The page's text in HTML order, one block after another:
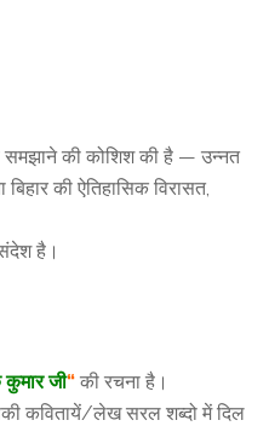
समझाने की कोशिश की है — उन्नत
की ऐतिहासिक विरासत,
है।
कुमार जी“ की रचना है।
कवितायें/लेख सरल शब्दो में दिल